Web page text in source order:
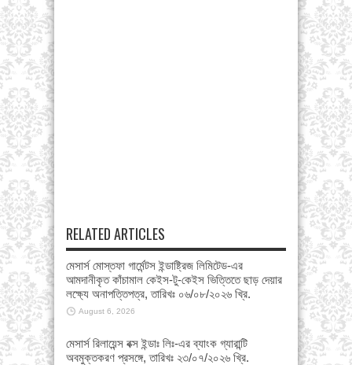
RELATED ARTICLES
মেসার্স মোস্তফা গার্মেন্টস ইন্ডাষ্ট্রিজ লিমিটেড-এর
আমদানীকৃত কাঁচামাল কেইস-টু-কেইস ভিত্তিতে ছাড় দেয়ার
লক্ষ্যে অনাপত্তিপত্র, তারিখঃ ০৬/০৮/২০২৬ খ্রি.
August 6, 2026
মেসার্স রিলায়েন্স বক্স ইন্ডাঃ লিঃ-এর ব্যাংক গ্যারান্টি
অবমুক্তকরণ প্রসঙ্গে, তারিখঃ ২৩/০৭/২০২৬ খ্রি.